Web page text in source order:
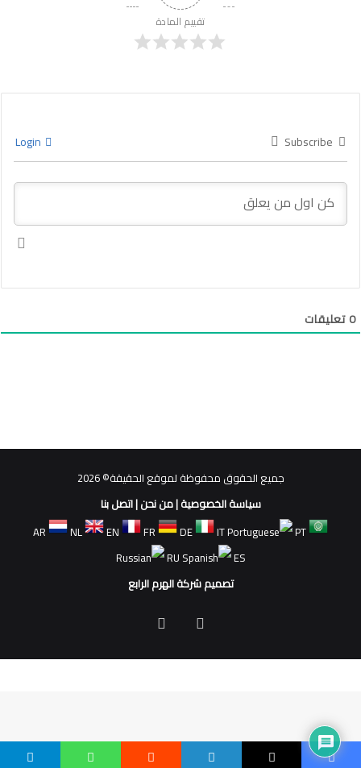
تقييم المادة
Subscribe
0تعليقات
جميع الحقوق محفوظة لموقع الحقيقة© 2026
سياسة الخصوصية|من نحن|اتصل بنا
AR
NL EN FR DE IT
PT
RU
ES
تصميم شركة الهرم الرابع
فيسبوك
الموقع